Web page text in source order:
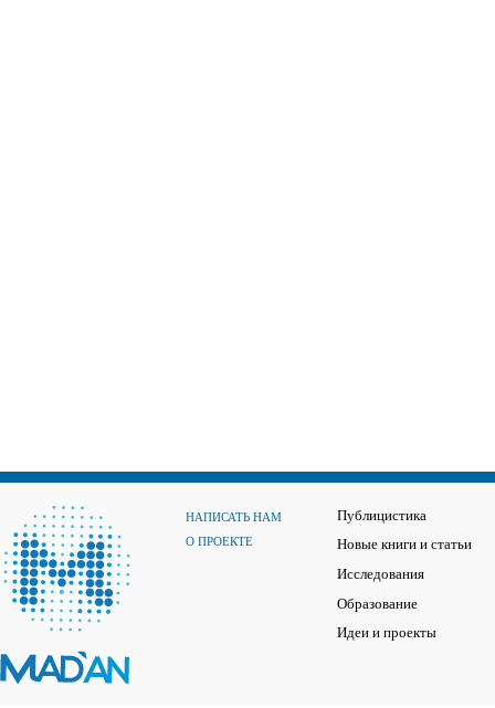
НАПИСАТЬ НАМ
О ПРОЕКТЕ
Публицистика
Новые книги и статьи
Исследования
Образование
Идеи и проекты